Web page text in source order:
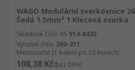
WAGO Modulární svorkovnice
Šedá 1.5mm² 1 Klecová svorka
Skladové číslo RS 914-8435
Výrobní číslo 260-311
Mezisoučet (1 balení po 10 kusech)
108,38 Kč(bez DPH)